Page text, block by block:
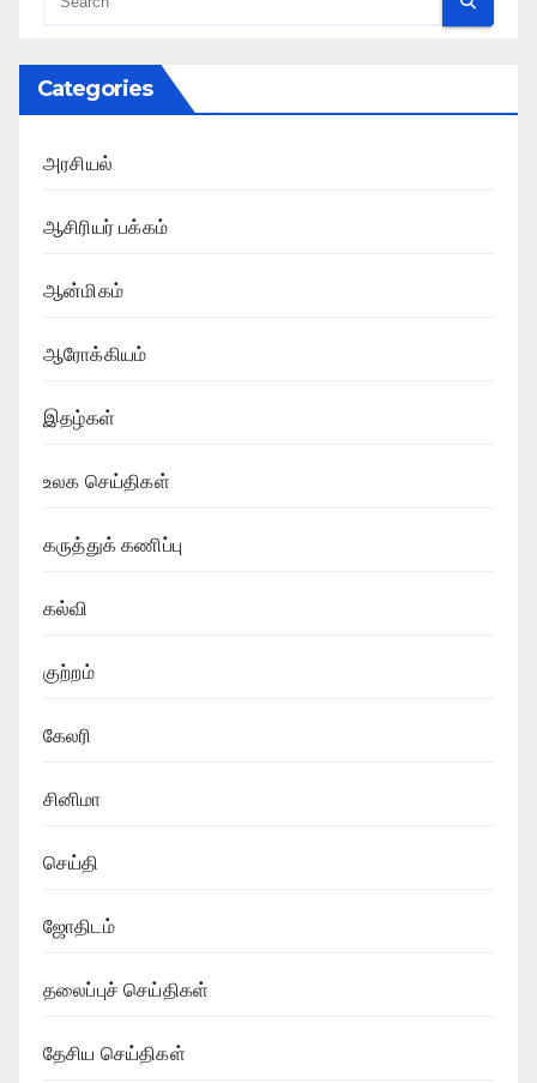
Categories
அரசியல்
ஆசிரியர் பக்கம்
ஆன்மிகம்
ஆரோக்கியம்
இதழ்கள்
உலக செய்திகள்
கருத்துக் கணிப்பு
கல்வி
குற்றம்
கேலரி
சினிமா
செய்தி
ஜோதிடம்
தலைப்புச் செய்திகள்
தேசிய செய்திகள்